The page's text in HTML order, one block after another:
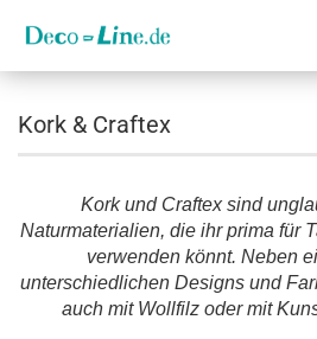
Kork & Craftex
Kork und Craftex sind
Naturmaterialien, die ihr prima für
verwenden könnt. Neben
unterschiedlichen Designs und
auch mit Wollfilz oder mit